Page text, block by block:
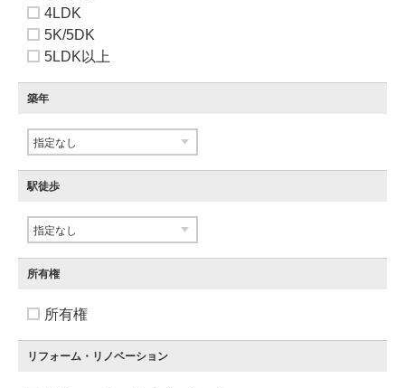
4LDK
5K/5DK
5LDK以上
築年
駅徒歩
所有権
所有権
リフォーム・リノベーション